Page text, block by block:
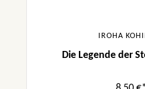
IROHA
Die Legende der